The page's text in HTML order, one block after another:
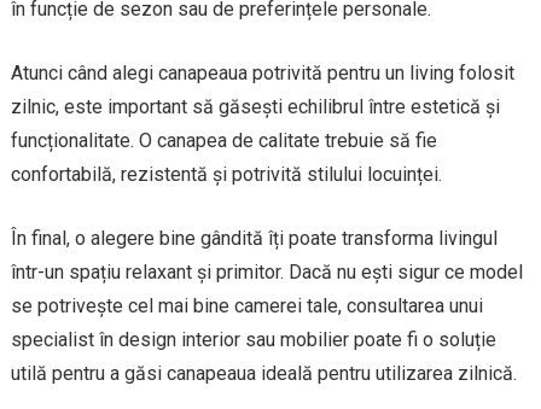
în funcție de sezon sau de preferințele personale.
Atunci când alegi canapeaua potrivită pentru un living folosit
zilnic, este important să găsești echilibrul între estetică și
funcționalitate. O canapea de calitate trebuie să fie
confortabilă, rezistentă și potrivită stilului locuinței.
În final, o alegere bine gândită îți poate transforma livingul
într-un spațiu relaxant și primitor. Dacă nu ești sigur ce model
se potrivește cel mai bine camerei tale, consultarea unui
specialist în design interior sau mobilier poate fi o soluție
utilă pentru a găsi canapeaua ideală pentru utilizarea zilnică.